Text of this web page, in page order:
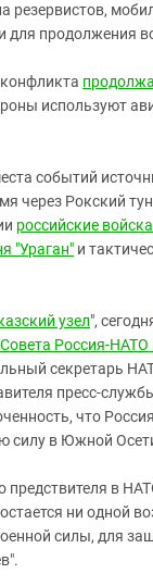
резервистов,
продолжения
используют
событий
через Рокский
российские
"Ураган" и
узел",
Россия-НАТО
секретарь
пресс-
что
силу в Южной
предствителя в
ни одной
силы, для